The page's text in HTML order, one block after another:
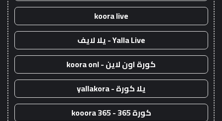
koora live
Yalla Live - يلا لايف
كورة اون لاين - koora onl
يلا كورة - yallakora
كورة 365 - kooora 365